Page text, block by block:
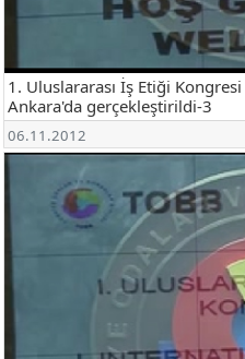
1. Uluslararası İş Etiği
Ankara'da gerçekleştirildi-3
06.11.2012